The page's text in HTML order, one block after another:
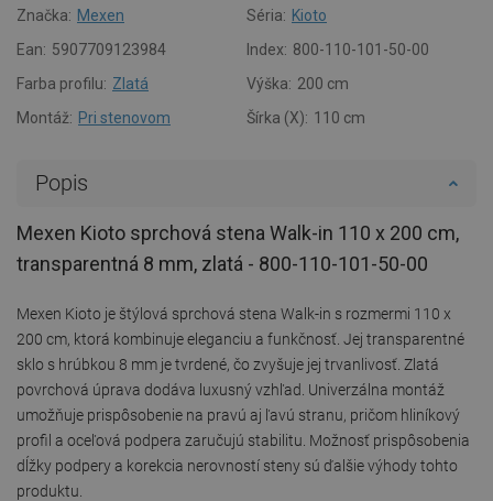
Značka: Mexen Séria: Kioto
Ean: 5907709123984 Index: 800-110-101-50-00
Farba profilu: Zlatá Výška: 200 cm
Montáž: Pri stenovom Šírka (X): 110 cm
Popis
Mexen Kioto sprchová stena Walk-in 110 x 200 cm,
transparentná 8 mm, zlatá - 800-110-101-50-00
Mexen Kioto je štýlová sprchová stena Walk-in s rozmermi 110 x
200 cm, ktorá kombinuje eleganciu a funkčnosť. Jej transparentné
sklo s hrúbkou 8 mm je tvrdené, čo zvyšuje jej trvanlivosť. Zlatá
povrchová úprava dodáva luxusný vzhľad. Univerzálna montáž
umožňuje prispôsobenie na pravú aj ľavú stranu, pričom hliníkový
profil a oceľová podpera zaručujú stabilitu. Možnosť prispôsobenia
dĺžky podpery a korekcia nerovností steny sú ďalšie výhody tohto
produktu.